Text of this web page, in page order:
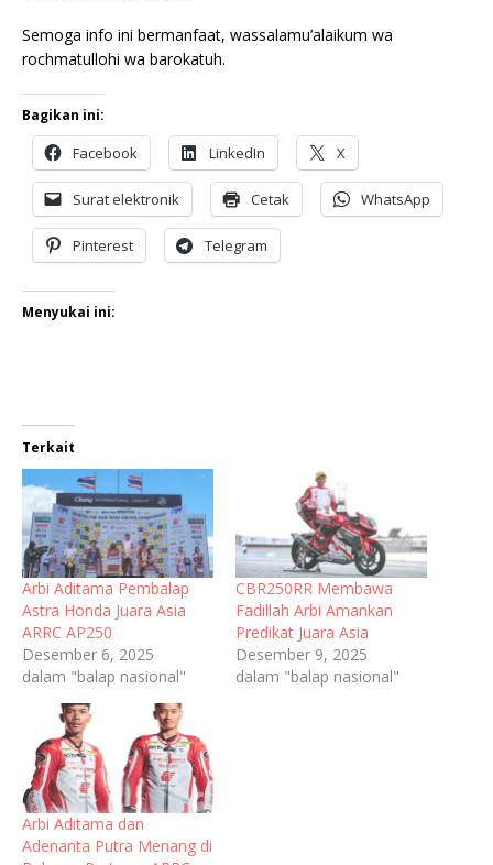
Semoga info ini bermanfaat, wassalamu’alaikum wa
rochmatullohi wa barokatuh.
Bagikan ini:
Facebook LinkedIn X
Surat elektronik Cetak WhatsApp
Pinterest Telegram
Menyukai ini:
Terkait
Arbi Aditama Pembalap
Astra Honda Juara Asia
ARRC AP250
Desember 6, 2025
dalam "balap nasional"
CBR250RR Membawa
Fadillah Arbi Amankan
Predikat Juara Asia
Desember 9, 2025
dalam "balap nasional"
Arbi Aditama dan
Adenanta Putra Menang di